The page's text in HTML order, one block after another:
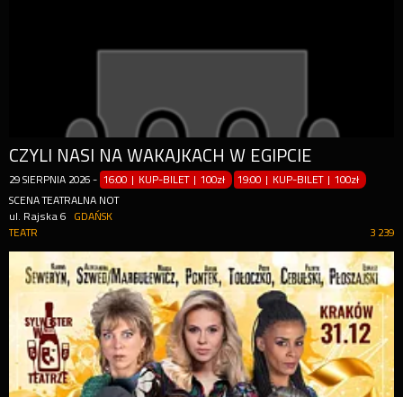
CZYLI NASI NA WAKAJKACH W EGIPCIE
29 SIERPNIA 2026 - 16:00 | KUP-BILET |100zł 19:00 | KUP-BILET |100zł
SCENA TEATRALNA NOT
ul. Rajska 6
GDAŃSK
3 239
TEATR